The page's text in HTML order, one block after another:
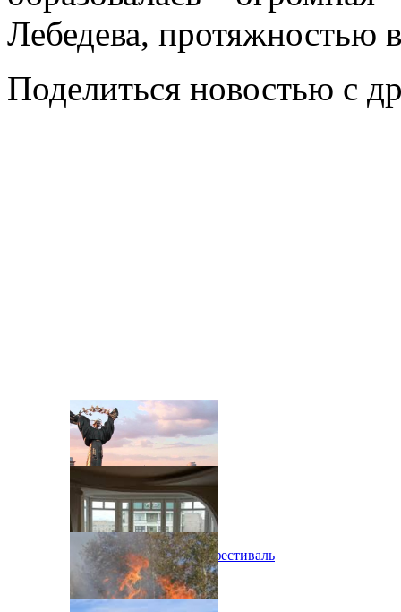
Лебедева, протяжностью
Поделиться новостью с
В Киеве состоится эко-фестиваль